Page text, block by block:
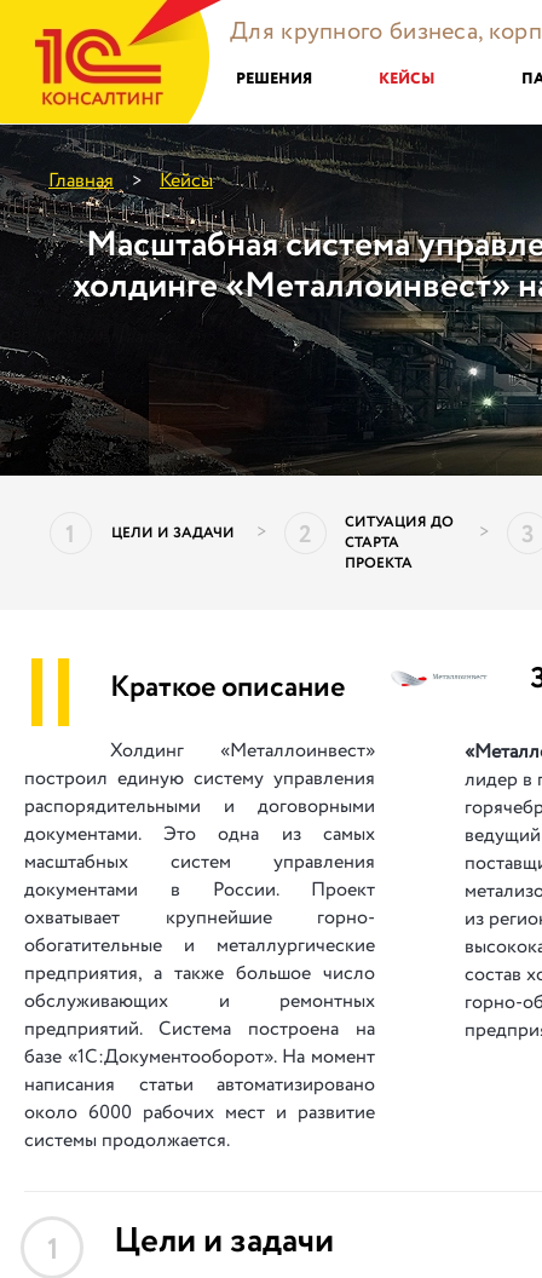
Для крупного бизнеса,
РЕШЕНИЯ КЕЙСЫ
Главная > Кейсы
Масштабная система
холдинге «Металлоинвест»
1 ЦЕЛИ И ЗАДАЧИ > 2
СИТУАЦИЯ ДО
СТАРТА
ПРОЕКТА
> 3
|| Краткое описание
Холдинг «Металлоинвест»
построил единую систему управ­ле­ния
распорядительными и договорными
документами. Это одна из самых
масштабных систем управления
документами в России. Проект
охватывает крупнейшие горно-
обогатительные и ме­тал­лур­ги­чес­кие
предприятия, а также большое число
об­слу­жи­ва­ю­щих и ремонтных
предприятий. Система построена на
базе «1С:Документооборот». На момент
написания статьи ав­то­ма­ти­зи­ро­вано
около 6000 рабочих мест и развитие
системы продолжается.
лидер в
из
состав
горно-
1 Цели и задачи